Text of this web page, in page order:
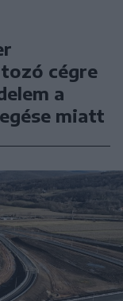
cégre
a
miatt